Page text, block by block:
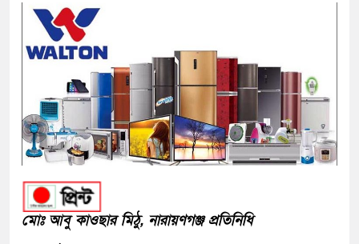
মোঃ আবু কাওছার মিঠু, নারায়ণগঞ্জ প্রতিনিধি